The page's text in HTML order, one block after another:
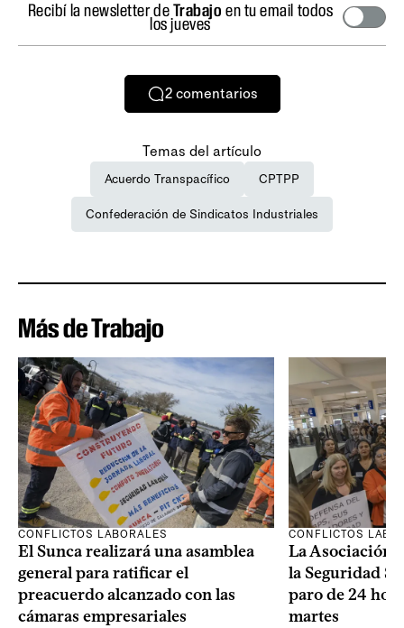
Recibí la newsletter deTrabajo en tu email todos
los jueves
2 comentarios
Temas del artículo
Acuerdo Transpacífico CPTPP
Confederación de Sindicatos Industriales
Más de Trabajo
CONFLICTOS LABORALES
El Sunca realizará una asamblea
general para ratificar el
preacuerdo alcanzado con las
cámaras empresariales
CONFLICTOS
La Asociación
la Seguridad
paro de 24
martes